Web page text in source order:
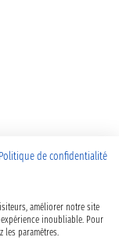
Politique de confidentialité
améliorer notre site
inoubliable. Pour
paramètres.